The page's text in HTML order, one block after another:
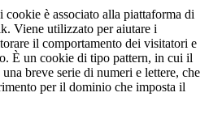
cookie è associato alla piattaforma di
Viene utilizzato per aiutare i
il comportamento dei visitatori e
È un cookie di tipo pattern, in cui il
breve serie di numeri e lettere, che
per il dominio che imposta il